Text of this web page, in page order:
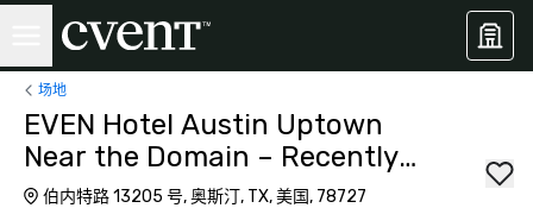
场地
EVEN Hotel Austin Uptown
Near the Domain – Recently
Opened
伯内特路 13205 号, 奥斯汀, TX, 美国, 78727